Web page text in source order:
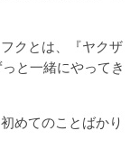
クとは、『ヤクザ
と一緒にやってき
めてのことばかり